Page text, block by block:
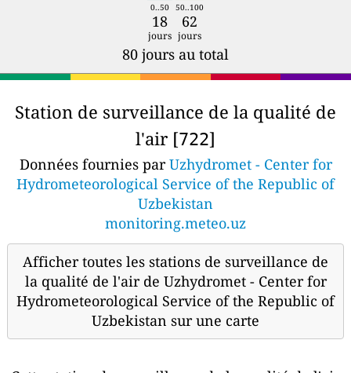
0..50 50..100
18 62
jours jours
80 jours au total
Station de surveillance de la qualité de
l'air [722]
Données fournies parUzhydromet - Center for
Hydrometeorological Service of the Republic of
Uzbekistan
monitoring.meteo.uz
Afficher toutes les stations de surveillance de
la qualité de l'air de Uzhydromet - Center for
Hydrometeorological Service of the Republic of
Uzbekistan sur une carte